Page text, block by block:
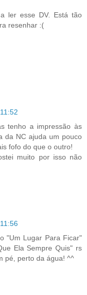
ler esse DV. Está tão
resenhar :(
tenho a impressão às
da NC ajuda um pouco
fofo do que o outro!
muito por isso não
"Um Lugar Para Ficar"
Ela Sempre Quis" rs
pé, perto da água! ^^